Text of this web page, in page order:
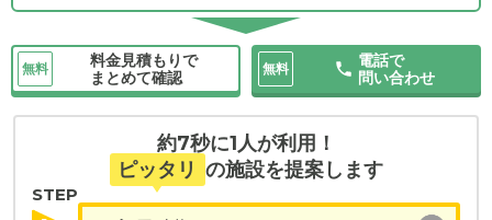
無料
料金見積もりで
まとめて確認
無料
電話で
問い合わせ
約7秒に1人が利用！
ピッタリ の施設を提案します
STEP